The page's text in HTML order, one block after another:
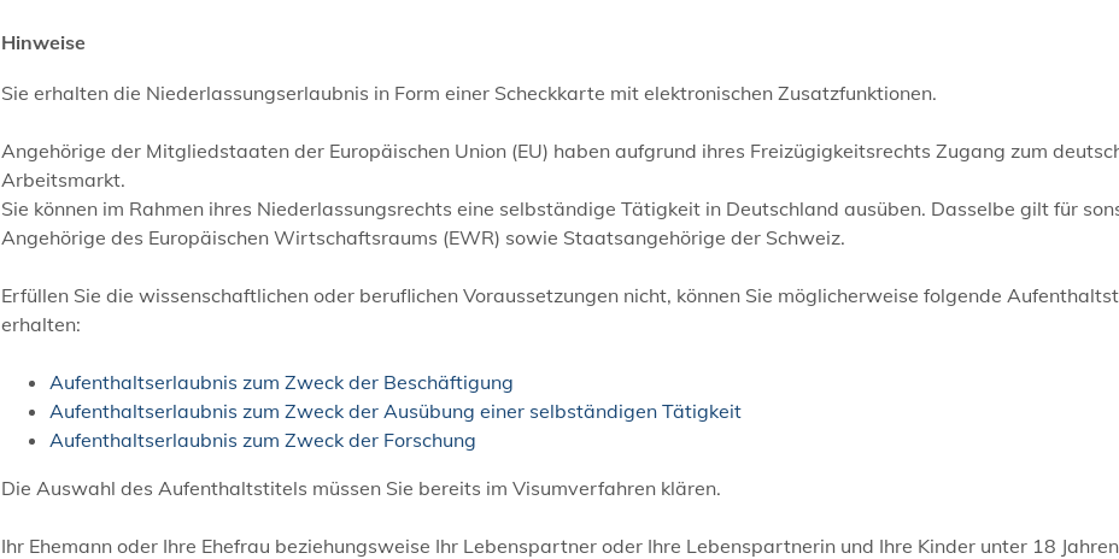
Hinweise
Sie erhalten die Niederlassungserlaubnis in Form einer Scheckkarte mit elektronischen Zusatzfunktionen.
Angehörige der Mitgliedstaaten der Europäischen Union (EU) haben aufgrund ihres Freizügigkeitsrechts Zugang zum
Arbeitsmarkt.
Sie können im Rahmen ihres Niederlassungsrechts eine selbständige Tätigkeit in Deutschland ausüben. Dasselbe gilt für
Angehörige des Europäischen Wirtschaftsraums (EWR) sowie Staatsangehörige der Schweiz.
Erfüllen Sie die wissenschaftlichen oder beruflichen Voraussetzungen nicht, können Sie möglicherweise folgende
erhalten:
Aufenthaltserlaubnis zum Zweck der Beschäftigung
Aufenthaltserlaubnis zum Zweck der Ausübung einer selbständigen Tätigkeit
Aufenthaltserlaubnis zum Zweck der Forschung
Die Auswahl des Aufenthaltstitels müssen Sie bereits im Visumverfahren klären.
Ihr Ehemann oder Ihre Ehefrau beziehungsweise Ihr Lebenspartner oder Ihre Lebenspartnerin und Ihre Kinder unter 18 Jahren